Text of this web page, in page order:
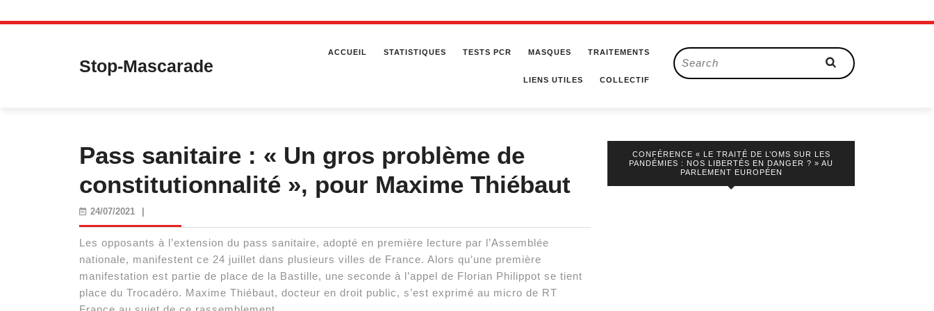
Skip
Stop-Mascarade
ACCUEIL STATISTIQUES TESTS PCR MASQUES TRAITEMENTS
LIENS UTILES COLLECTIF
Search
for:
Pass sanitaire : « Un gros problème de
constitutionnalité », pour Maxime Thiébaut
24/07/202124/07/2021
Les opposants à l’extension du pass sanitaire, adopté en première lecture par l’Assemblée
nationale, manifestent ce 24 juillet dans plusieurs villes de France. Alors qu’une première
manifestation est partie de place de la Bastille, une seconde à l’appel de Florian Philippot se tient
place du Trocadéro. Maxime Thiébaut, docteur en droit public, s’est exprimé au micro de RT
CONFÉRENCE « LE TRAITÉ DE L’OMS SUR LES
PANDÉMIES : NOS LIBERTÉS EN DANGER ? » AU
PARLEMENT EUROPÉEN